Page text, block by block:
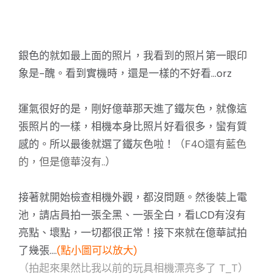
銀色的就如最上面的照片，我看到的照片第一眼印
象是-醜。看到實機時，還是一樣的不好看...orz
運氣很好的是，剛好億華那天進了鐵灰色，就像這
張照片的一樣，相機本身比照片好看很多，蠻有質
感的。所以最後就選了鐵灰色啦！
（F40還有藍色
的，但是億華沒有..）
接著就開始檢查相機外觀，都沒問題。然後裝上電
池，請店員拍一張全黑、一張全白，看LCD有沒有
亮點、壞點，一切都很正常！接下來就在億華試拍
了幾張....(點小圖可以放大)
（拍起來果然比我以前的玩具相機漂亮多了 T_T）